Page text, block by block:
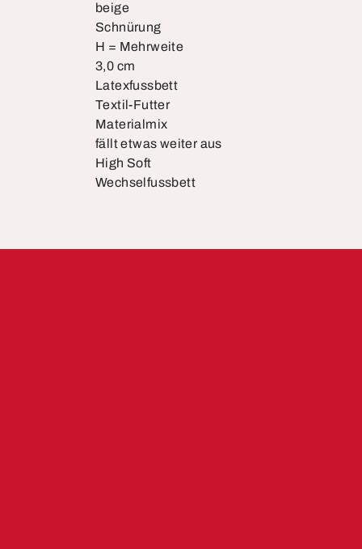
beige
Schnürung
H = Mehrweite
3,0 cm
Latexfussbett
Textil-Futter
Materialmix
fällt etwas weiter aus
High Soft
Wechselfussbett